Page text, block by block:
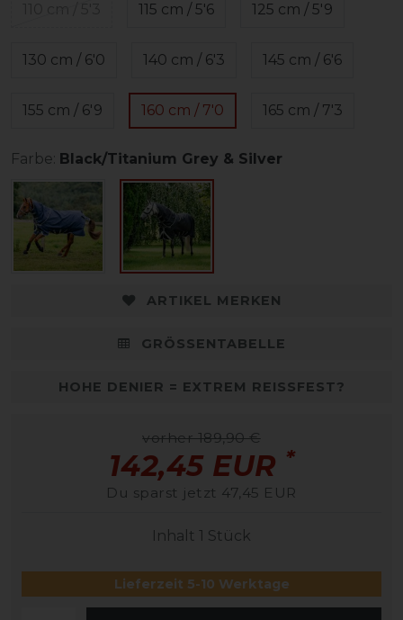
115 cm / 5'6 125 cm / 5'9
130 cm / 6'0 140 cm / 6'3 145 cm / 6'6
155 cm / 6'9 160 cm / 7'0 165 cm / 7'3
Farbe: Black/Titanium Grey & Silver
ARTIKEL MERKEN
GRÖSSENTABELLE
HOHE DENIER = EXTREM REISSFEST?
vorher 189,90 €
142,45 EUR *
Du sparst jetzt 47,45 EUR
Inhalt 1 Stück
Lieferzeit 5-10 Werktage